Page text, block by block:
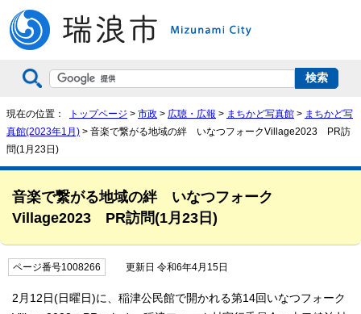
現在の位置： トップページ > 市政 > 広聴・広報 > まちかど写真館 > まちかど写
真館(2023年1月) > 音楽で繋がる地域の絆 いなつフォークVillage2023 PR訪
問(1月23日)
音楽で繋がる地域の絆 いなつフォーク
Village2023 PR訪問(1月23日)
ページ番号1008266 更新日 令和6年4月15日
2月12日(日曜日)に、稲津公民館で開かれる第14回いなつフォーク